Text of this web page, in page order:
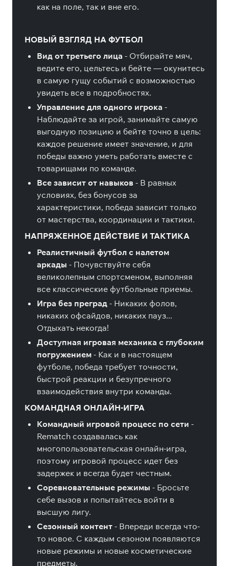
как на поле, так и вне его.
НОВЫЙ ВЗГЛЯД НА ФУТБОЛ
Вид от третьего лица - Отбирайте мяч,
ведите его, цельтесь и бейте — окунитесь
в самую гущу событий с возможностью
увидеть все в подробностях.
Управление для одного игрока -
Наблюдайте за игрой, занимайте самую
выгодную позицию и бейте точно в цель:
каждое решение имеет значение, и для
победы важно уметь работать вместе с
товарищами по команде.
Все зависит от навыков - В равных
условиях, без бонусов за
характеристики, победа зависит только
от мастерства, координации и тактики.
НАПРЯЖЕННОЕ ДЕЙСТВИЕ И ТАКТИКА
Реалистичный футбол с налетом
аркады - Почувствуйте себя
великолепным спортсменом, выполняя
все классические футбольные приемы.
Игра без преград - Никаких фолов,
никаких офсайдов, никаких пауз...
Отдыхать некогда!
Доступная игровая механика с глубоким
погружением - Как и в настоящем
футболе, победа требует точности,
быстрой реакции и безупречного
взаимодействия внутри команды.
КОМАНДНАЯ ОНЛАЙН-ИГРА
Командный игровой процесс по сети -
Rematch создавалась как
многопользовательская онлайн-игра,
поэтому игровой процесс идет без
задержек и всегда будет честным.
Соревновательные режимы - Бросьте
себе вызов и попытайтесь войти в
высшую лигу.
Сезонный контент - Впереди всегда что-
то новое. С каждым сезоном появляются
новые режимы и новые косметические
предметы.